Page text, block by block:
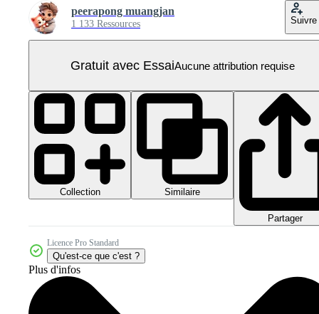
peerapong muangjan
1 133 Ressources Suivre
Gratuit avec EssaiAucune attribution requise
Collection Similaire
Partager
Licence Pro Standard
Qu'est-ce que c'est ?
Plus d'infos